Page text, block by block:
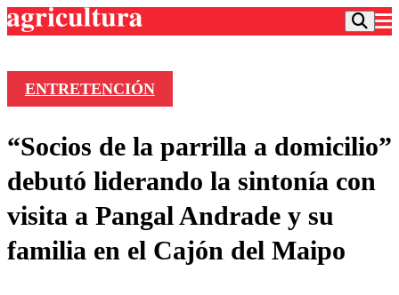
Frecuencias
Agricultura TV
Deportes
Colo Colo
Motor
Entretención
Noticias
Vida Social
ENTRETENCIÓN
“Socios de la parrilla a domicilio”
debutó liderando la sintonía con
visita a Pangal Andrade y su
familia en el Cajón del Maipo